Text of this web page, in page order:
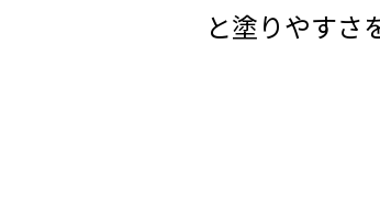
と塗りやすさ